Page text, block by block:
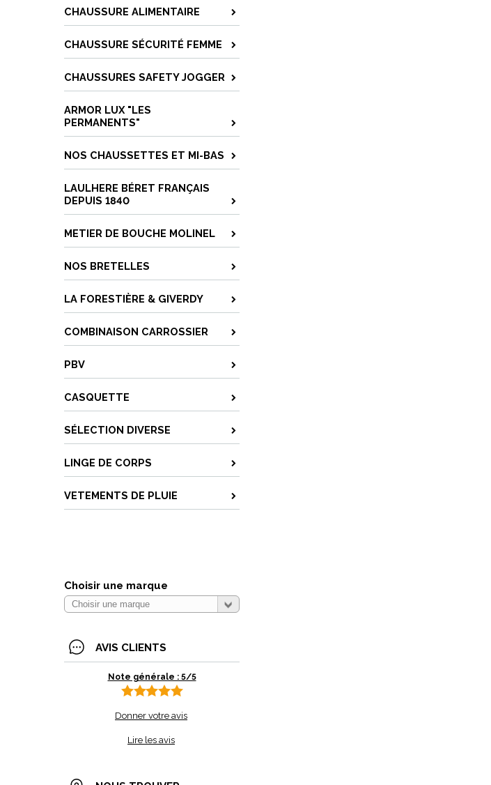
CHAUSSURE ALIMENTAIRE
CHAUSSURE SÉCURITÉ FEMME
CHAUSSURES SAFETY JOGGER
ARMOR LUX "LES
PERMANENTS"
NOS CHAUSSETTES ET MI-BAS
LAULHERE BÉRET FRANÇAIS
DEPUIS 1840
METIER DE BOUCHE MOLINEL
NOS BRETELLES
LA FORESTIÈRE & GIVERDY
COMBINAISON CARROSSIER
PBV
CASQUETTE
SÉLECTION DIVERSE
LINGE DE CORPS
VETEMENTS DE PLUIE
Choisir une marque
AVIS CLIENTS
Note générale : 5/5
Donner votre avis
Lire les avis